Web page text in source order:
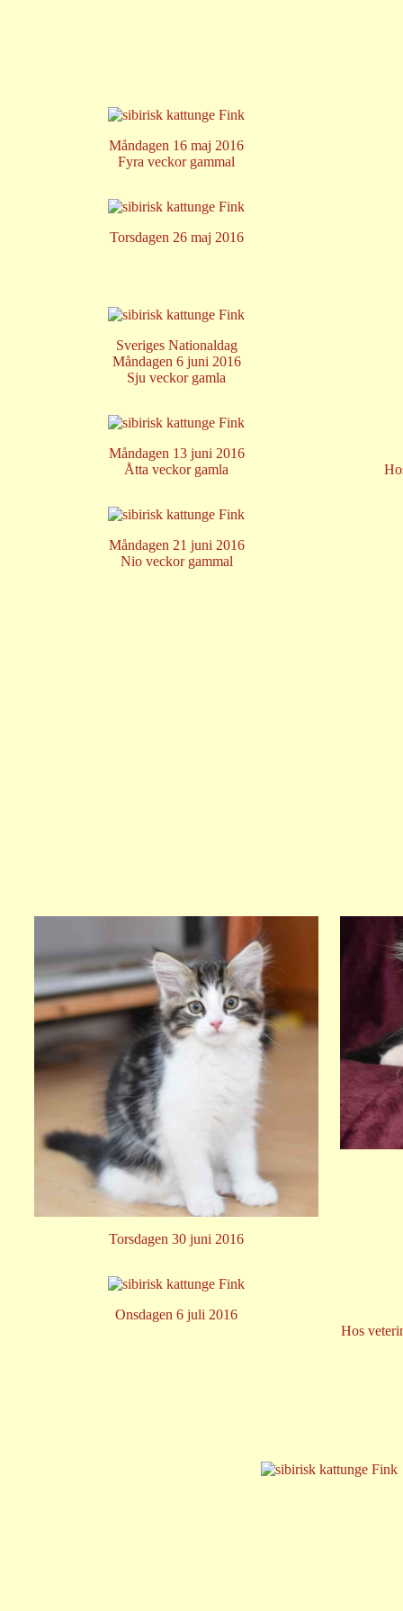
Måndagen 16 maj 2016
Fyra veckor gammal
Torsdagen 26 maj 2016
Sveriges Nationaldag
Måndagen 6 juni 2016
Sju veckor gamla
Måndagen 13 juni 2016
Åtta veckor gamla
Måndagen 21 juni 2016
Nio veckor gammal
Torsdagen 30 juni 2016
Onsdagen 6 juli 2016
Hos